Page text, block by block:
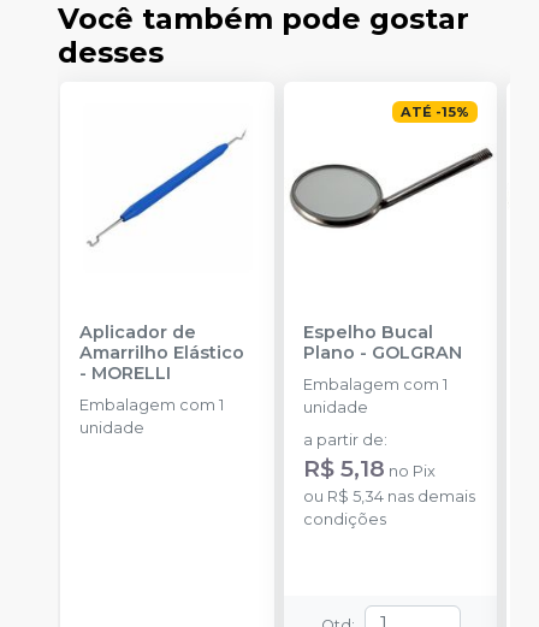
Você também pode gostar
desses
Aplicador de
Amarrilho Elástico
- MORELLI
Embalagem com 1
unidade
ATÉ -15%
Espelho Bucal
Plano - GOLGRAN
Embalagem com 1
unidade
a partir de:
R$ 5,18 no Pix
ou R$ 5,34nas demais
condições